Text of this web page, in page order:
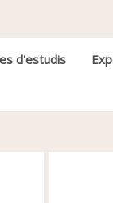
d'estudis